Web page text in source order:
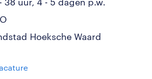
Hoeksche Waard